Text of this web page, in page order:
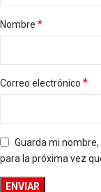
Nombre *
Correo electrónico *
Guarda mi
para la próxima vez